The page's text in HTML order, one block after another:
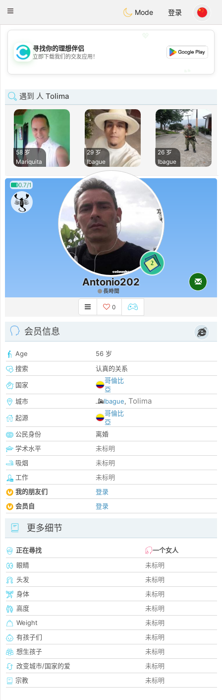
Citas
Toggle
Mode 登录
💖
💕
寻找你的理想伴侣
立即下载我们的交友应用！
遇到 人 Tolima
58 岁
Mariquita
29 岁
Ibague
26 岁
Ibague
0.7/1
2
Antonio202
長時間
0
会员信息
Age
56 岁
搜索
认真的关系
国家
哥倫比
亞
城市
Ibague, Tolima
起源
哥倫比
亞
公民身份
离婚
学术水平
未标明
吸烟
未标明
工作
未标明
我的朋友们
登录
会员自
登录
更多细节
正在尋找
一个女人
眼睛
未标明
头发
未标明
身体
未标明
高度
未标明
Weight
未标明
有孩子们
未标明
想生孩子
未标明
改变城市/国家的爱
未标明
宗教
未标明